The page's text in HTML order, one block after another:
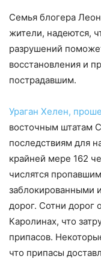
Семья блогера
жители, надеются,
разрушений
восстановления и
пострадавшим.
Ураган Хелен,
восточным штатам
последствиям для
крайней мере 162
числятся
заблокированными
дорог. Сотни дорог
Каролинах, что
припасов.
что припасы